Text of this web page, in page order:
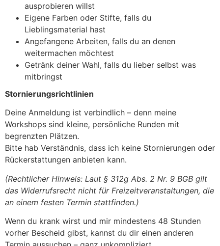
ausprobieren willst
Eigene Farben oder Stifte, falls du
Lieblingsmaterial hast
Angefangene Arbeiten, falls du an denen
weitermachen möchtest
Getränk deiner Wahl, falls du lieber selbst was
mitbringst
Stornierungsrichtlinien
Deine Anmeldung ist verbindlich – denn meine
Workshops sind kleine, persönliche Runden mit
begrenzten Plätzen.
Bitte hab Verständnis, dass ich keine Stornierungen oder
Rückerstattungen anbieten kann.
(Rechtlicher Hinweis: Laut § 312g Abs. 2 Nr. 9 BGB gilt
das Widerrufsrecht nicht für Freizeitveranstaltungen, die
an einem festen Termin stattfinden.)
Wenn du krank wirst und mir mindestens 48 Stunden
vorher Bescheid gibst, kannst du dir einen anderen